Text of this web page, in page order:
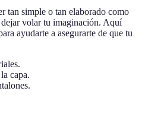
tan simple o tan elaborado como
volar tu imaginación. Aquí
ayudarte a asegurarte de que tu
capa.